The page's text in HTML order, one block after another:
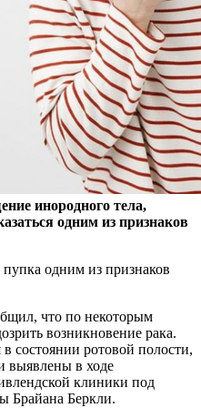
инородного тела,
одним из признаков
пупка одним из признаков
что по некоторым
возникновение рака.
состоянии ротовой полости,
выявлены в ходе
клиники под
Брайана Беркли.